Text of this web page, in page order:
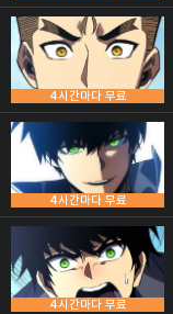
4시간마다 무료
4시간마다 무료
4시간마다 무료